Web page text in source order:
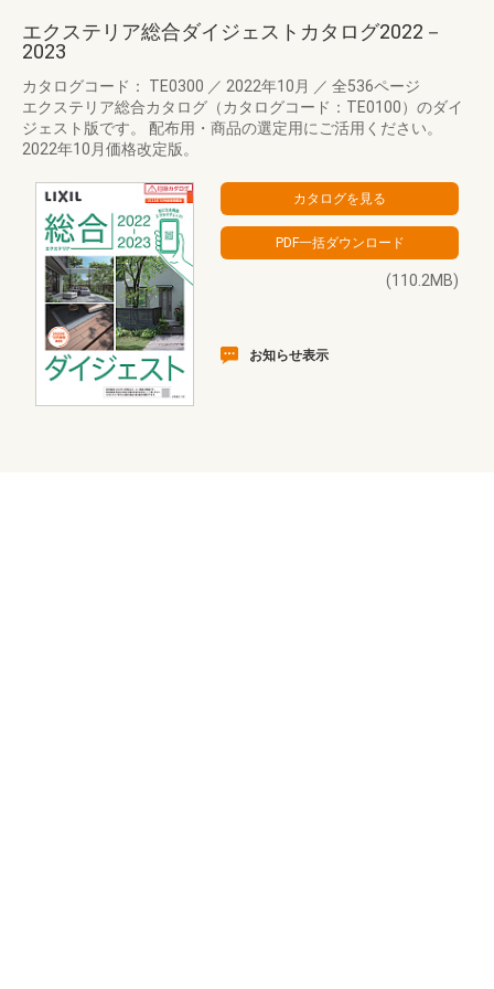
エクステリア総合ダイジェストカタログ2022－
2023
カタログコード： TE0300 ／ 2022年10月 ／ 全536ページ
エクステリア総合カタログ（カタログコード：TE0100）のダイ
ジェスト版です。 配布用・商品の選定用にご活用ください。
2022年10月価格改定版。
(110.2MB)
お知らせ表示